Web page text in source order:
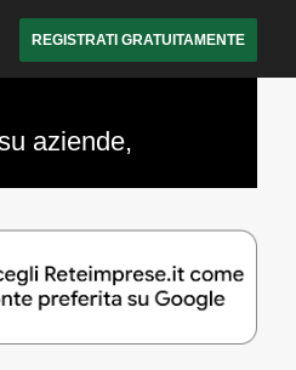
REGISTRATI GRATUITAMENTE
aziende,